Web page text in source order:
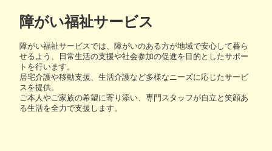
障がい福祉サービス
障がい福祉サービスでは、障がいのある方が地域で安心して暮ら
せるよう、日常生活の支援や社会参加の促進を目的としたサポー
トを行います。
居宅介護や移動支援、生活介護など多様なニーズに応じたサービ
スを提供。
ご本人やご家族の希望に寄り添い、専門スタッフが自立と笑顔あ
る生活を全力で支援します。